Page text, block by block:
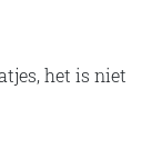
het is niet